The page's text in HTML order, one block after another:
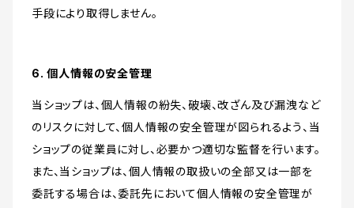
手段により取得しません。
6. 個人情報の安全管理
当ショップは、個人情報の紛失、破壊、改ざん及び漏洩など
のリスクに対して、個人情報の安全管理が図られるよう、当
ショップの従業員に対し、必要かつ適切な監督を行います。
また、当ショップは、個人情報の取扱いの全部又は一部を
委託する場合は、委託先において個人情報の安全管理が